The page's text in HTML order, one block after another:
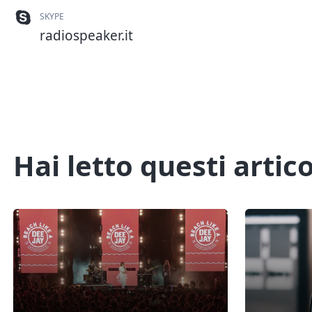
SKYPE
radiospeaker.it
Hai letto questi